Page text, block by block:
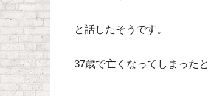
と話したそうです。
37歳で亡くなってしまった